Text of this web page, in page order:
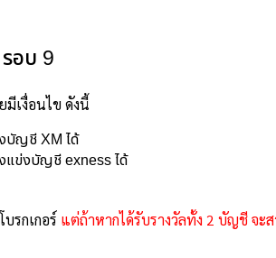
อบ 9
เงื่อนไข ดังนี้
บัญชี XM ได้
แข่งบัญชี exness ได้
รกเกอร์ แต่ถ้าหากได้รับรางวัลทั้ง 2 บัญชี จะส